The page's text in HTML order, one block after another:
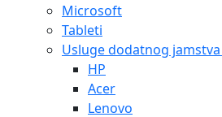
Microsoft
Tableti
Usluge dodatnog
HP
Acer
Lenovo